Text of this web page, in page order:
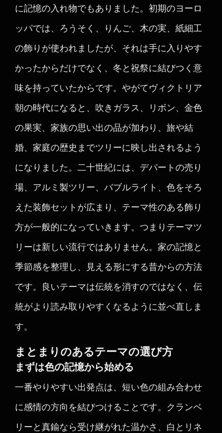
に記憶の入れ物でもありました。初期のヨーロ
ッパでは、ろうそく、りんご、木の実、紙細工
の飾りが使われましたが、それは手に入りやす
かったからだけでなく、冬と祝祭に結びつく意
味を持っていたからです。やがてヴィクトリア
朝の時代になると、吹きガラス、リボン、金色
の果実、家族の思い出の品が加わり、旅や結
婚、家庭の歴史までツリーに映し出されるよう
になりました。二十世紀には、デパートの売り
場、アルミ製ツリー、バブルライト、色をそろ
えた装飾セットが広まり、テーマ性のある飾り
方が一般的になっていきます。つまりテーマツ
リーは新しい流行ではありません。家の記憶と
季節感を整理し、見える形にする昔からの方法
です。良いテーマは伝統を消すのではなく、伝
統がより読み取りやすくなるように並べ直しま
す。
まとまりのあるテーマの選び方
まずは色の記憶から始める
一番やりやすい出発点は、短い色の組み合わせ
に感情の方向を結びつけることです。クランベ
リーと真鍮なら受け継がれた温かさ、白とリネ